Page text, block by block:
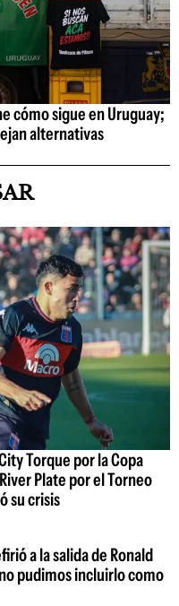
cómo sigue en Uruguay;
alternativas
Torque por la Copa
Plate por el Torneo
su crisis
a la salida de Ronald
pudimos incluirlo como